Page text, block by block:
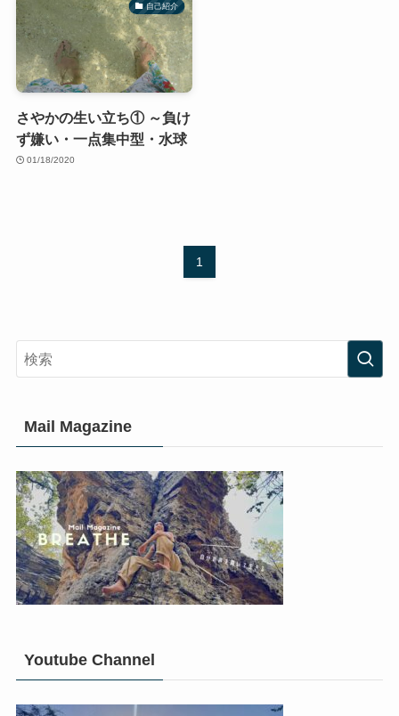
自己紹介
さやかの生い立ち① ～負け
ず嫌い・一点集中型・水球
01/18/2020
1
Mail Magazine
Youtube Channel